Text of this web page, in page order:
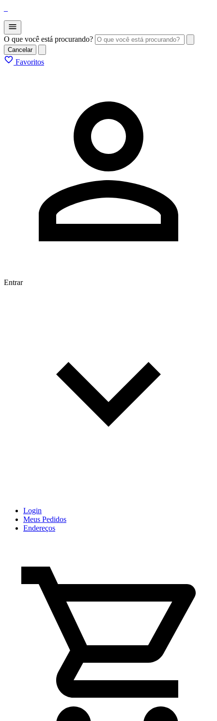
O que você está procurando?
Cancelar
Favoritos
Entrar
Login
Meus Pedidos
Endereços